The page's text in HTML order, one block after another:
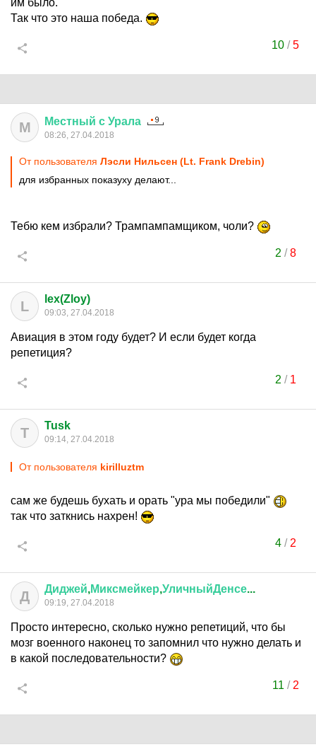
им было.
Так что это наша победа.
10 /5
М Местный с Урала
08:26, 27.04.2018
От пользователя Лэсли Нильсен (Lt. Frank Drebin)
для избранных показуху делают...
Тебю кем избрали? Трампампамщиком, чоли?
2 /8
L lex(Zloy)
09:03, 27.04.2018
Авиация в этом году будет? И если будет когда
репетиция?
2 / 1
T Tusk
09:14, 27.04.2018
От пользователя kirilluztm
сам же будешь бухать и орать "ура мы победили"
так что заткнись нахрен!
4/ 2
Д Диджей,Миксмейкер,УличныйДенсе...
09:19, 27.04.2018
Просто интересно, сколько нужно репетиций, что бы
мозг военного наконец то запомнил что нужно делать и
в какой последовательности?
11 / 2